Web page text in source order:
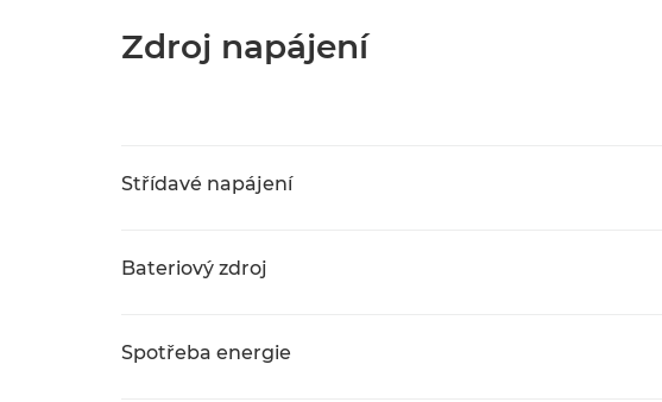
Zdroj napájení
Střídavé napájení
Bateriový zdroj
Spotřeba energie